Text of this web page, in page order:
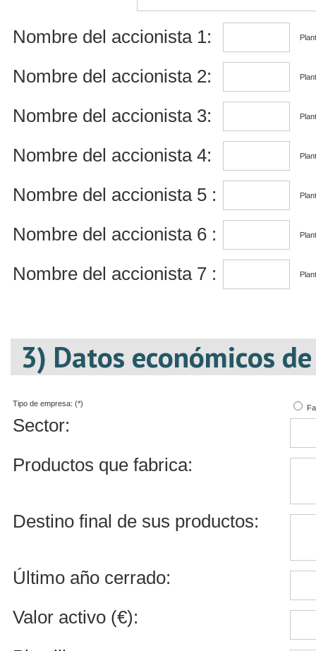
Nombre del accionista 1:
Nombre del accionista 2:
Nombre del accionista 3:
Nombre del accionista 4:
Nombre del accionista 5 :
Nombre del accionista 6 :
Nombre del accionista 7 :
3) Datos económicos
Tipo de empresa: (*)
Sector:
Productos que fabrica:
Destino final de sus productos:
Último año cerrado:
Valor activo (€):